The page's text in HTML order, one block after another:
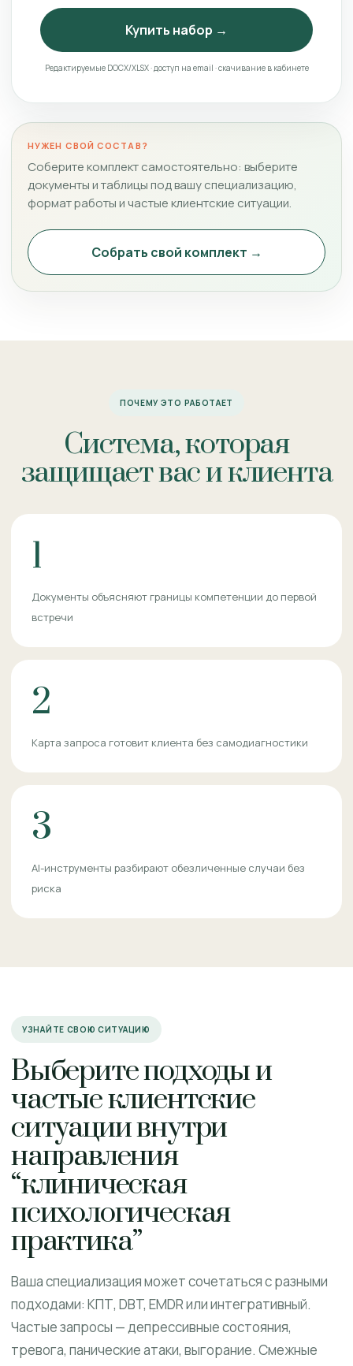
Купить набор →
Редактируемые DOCX/XLSX · доступ на email · скачивание в кабинете
НУЖЕН СВОЙ СОСТАВ?
Соберите комплект самостоятельно: выберите
документы и таблицы под вашу специализацию,
формат работы и частые клиентские ситуации.
Собрать свой комплект →
ПОЧЕМУ ЭТО РАБОТАЕТ
Система, которая
защищает вас и клиента
1
Документы объясняют границы компетенции до первой
встречи
2
Карта запроса готовит клиента без самодиагностики
3
AI-инструменты разбирают обезличенные случаи без
риска
УЗНАЙТЕ СВОЮ СИТУАЦИЮ
Выберите подходы и
частые клиентские
ситуации внутри
направления
“клиническая
психологическая
практика”
Ваша специализация может сочетаться с разными
подходами: КПТ, DBT, EMDR или интегративный.
Частые запросы — депрессивные состояния,
тревога, панические атаки, выгорание. Смежные